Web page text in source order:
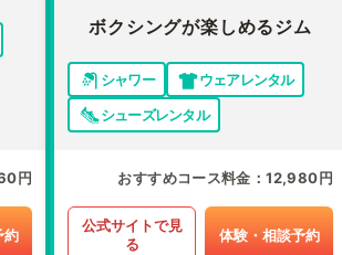
円
約
ボクシングが楽しめるジム
シャワー
ウェアレンタル
シューズレンタル
おすすめコース料金 12,980円
公式サイトで見
る
体験・相談予約